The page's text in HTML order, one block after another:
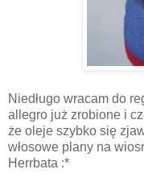
Niedługo wracam do
allegro już zrobione i
że oleje szybko się
włosowe plany na
Herrbata :*